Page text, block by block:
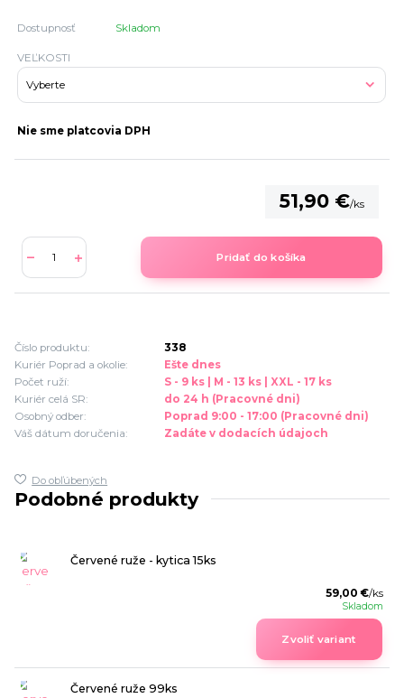
Dostupnosť Skladom
VEĽKOSTI
Nie sme platcovia DPH
51,90 €/ks
Pridať do košíka
Číslo produktu:
338
Kuriér Poprad a okolie:
Ešte dnes
Počet ruží:
S - 9 ks | M - 13 ks | XXL - 17 ks
Kuriér celá SR:
do 24 h (Pracovné dni)
Osobný odber:
Poprad 9:00 - 17:00 (Pracovné dni)
Váš dátum doručenia:
Zadáte v dodacích údajoch
Do obľúbených
Podobné produkty
Červené ruže - kytica 15ks
59,00 €/ks
Skladom
Zvoliť variant
Červené ruže 99ks